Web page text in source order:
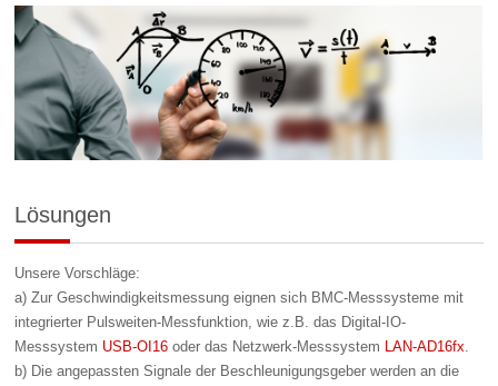
Lösungen
Unsere Vorschläge:
a) Zur Geschwindigkeitsmessung eignen sich BMC-Messsysteme mit
integrierter Pulsweiten-Messfunktion, wie z.B. das Digital-IO-
Messsystem USB-OI16 oder das Netzwerk-Messsystem LAN-AD16fx.
b) Die angepassten Signale der Beschleunigungsgeber werden an die